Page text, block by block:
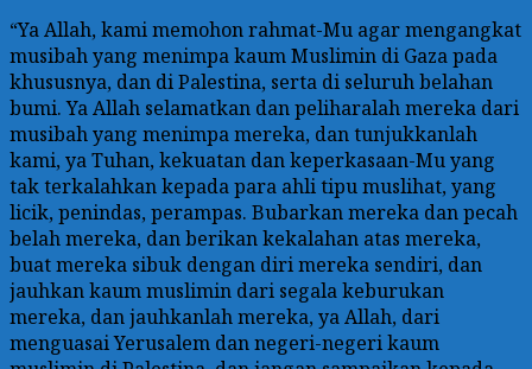
“Ya Allah, kami memohon rahmat-Mu agar mengangkat
musibah yang menimpa kaum Muslimin di Gaza pada
khususnya, dan di Palestina, serta di seluruh belahan
bumi. Ya Allah selamatkan dan peliharalah mereka dari
musibah yang menimpa mereka, dan tunjukkanlah
kami, ya Tuhan, kekuatan dan keperkasaan-Mu yang
tak terkalahkan kepada para ahli tipu muslihat, yang
licik, penindas, perampas. Bubarkan mereka dan pecah
belah mereka, dan berikan kekalahan atas mereka,
buat mereka sibuk dengan diri mereka sendiri, dan
jauhkan kaum muslimin dari segala keburukan
mereka, dan jauhkanlah mereka, ya Allah, dari
menguasai Yerusalem dan negeri-negeri kaum